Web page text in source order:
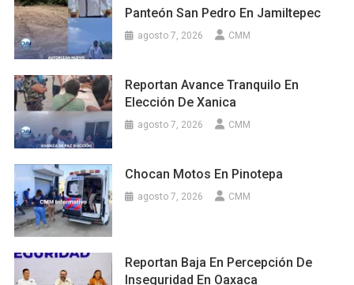
Panteón San Pedro En Jamiltepec
agosto 7, 2026 CMM
Reportan Avance Tranquilo En
Elección De Xanica
agosto 7, 2026 CMM
Chocan Motos En Pinotepa
agosto 7, 2026 CMM
Reportan Baja En Percepción De
Inseguridad En Oaxaca